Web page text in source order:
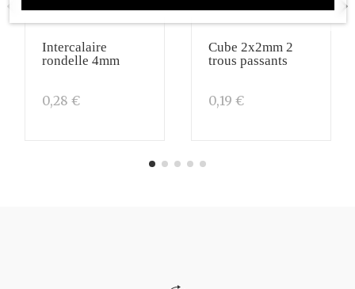
Intercalaire
rondelle 4mm
0,28 €
Cube 2x2mm 2
trous passants
0,19 €